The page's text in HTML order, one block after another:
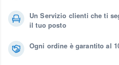
Un Servizio clienti che ti
il tuo posto
Ogni ordine è garantito al